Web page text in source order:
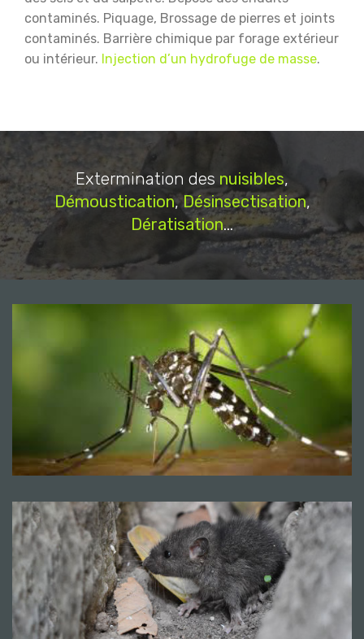
contaminés. Piquage, Brossage de pierres et joints
contaminés. Barrière chimique par forage extérieur
ou intérieur. Injection d’un hydrofuge de masse.
Extermination des nuisibles,
Démoustication,Désinsectisation,
Dératisation...